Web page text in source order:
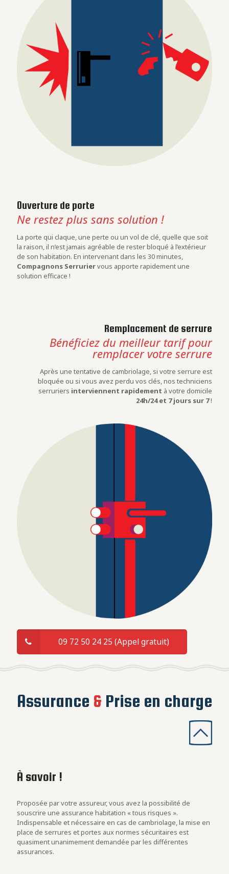
Ouverture de porte
Ne restez plus sans solution !
La porte qui claque, une perte ou un vol de clé, quelle que soit
la raison, il n’est jamais agréable de rester bloqué à l’extérieur
de son habitation. En intervenant dans les 30 minutes,
Compagnons Serruriervous apporte rapidement une
solution efficace !
Remplacement de serrure
Bénéficiez du meilleur tarif pour
remplacer votre serrure
Après une tentative de cambriolage, si votre serrure est
bloquée ou si vous avez perdu vos clés, nos techniciens
serruriers interviennent rapidement à votre domicile
24h/24 et 7 jours sur 7!
09 72 50 24 25 (Appel gratuit)
Assurance & Prise en charge
À savoir !
Proposée par votre assureur, vous avez la possibilité de
souscrire une assurance habitation « tous risques ».
Indispensable et nécessaire en cas de cambriolage, la mise en
place de serrures et portes aux normes sécuritaires est
quasiment unanimement demandée par les différentes
assurances.